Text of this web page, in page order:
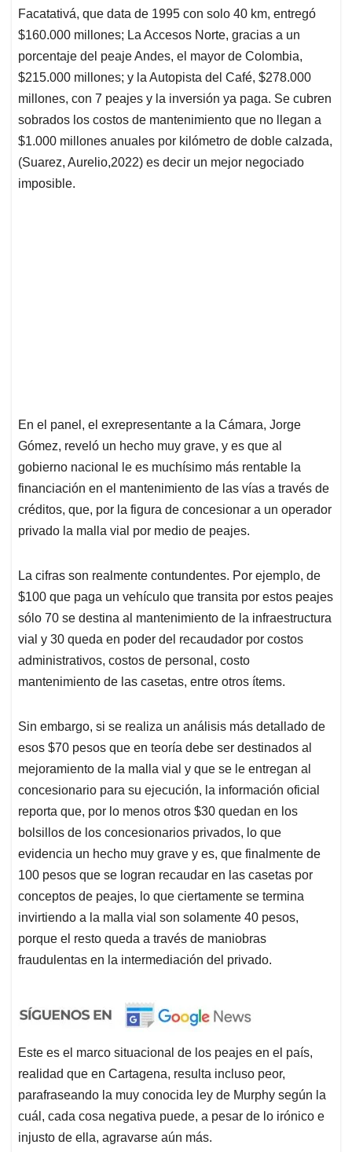
Facatativá, que data de 1995 con solo 40 km, entregó
$160.000 millones; La Accesos Norte, gracias a un
porcentaje del peaje Andes, el mayor de Colombia,
$215.000 millones; y la Autopista del Café, $278.000
millones, con 7 peajes y la inversión ya paga. Se cubren
sobrados los costos de mantenimiento que no llegan a
$1.000 millones anuales por kilómetro de doble calzada,
(Suarez, Aurelio,2022) es decir un mejor negociado
imposible.
En el panel, el exrepresentante a la Cámara, Jorge
Gómez, reveló un hecho muy grave, y es que al
gobierno nacional le es muchísimo más rentable la
financiación en el mantenimiento de las vías a través de
créditos, que, por la figura de concesionar a un operador
privado la malla vial por medio de peajes.
La cifras son realmente contundentes. Por ejemplo, de
$100 que paga un vehículo que transita por estos peajes
sólo 70 se destina al mantenimiento de la infraestructura
vial y 30 queda en poder del recaudador por costos
administrativos, costos de personal, costo
mantenimiento de las casetas, entre otros ítems.
Sin embargo, si se realiza un análisis más detallado de
esos $70 pesos que en teoría debe ser destinados al
mejoramiento de la malla vial y que se le entregan al
concesionario para su ejecución, la información oficial
reporta que, por lo menos otros $30 quedan en los
bolsillos de los concesionarios privados, lo que
evidencia un hecho muy grave y es, que finalmente de
100 pesos que se logran recaudar en las casetas por
conceptos de peajes, lo que ciertamente se termina
invirtiendo a la malla vial son solamente 40 pesos,
porque el resto queda a través de maniobras
fraudulentas en la intermediación del privado.
Este es el marco situacional de los peajes en el país,
realidad que en Cartagena, resulta incluso peor,
parafraseando la muy conocida ley de Murphy según la
cuál, cada cosa negativa puede, a pesar de lo irónico e
injusto de ella, agravarse aún más.